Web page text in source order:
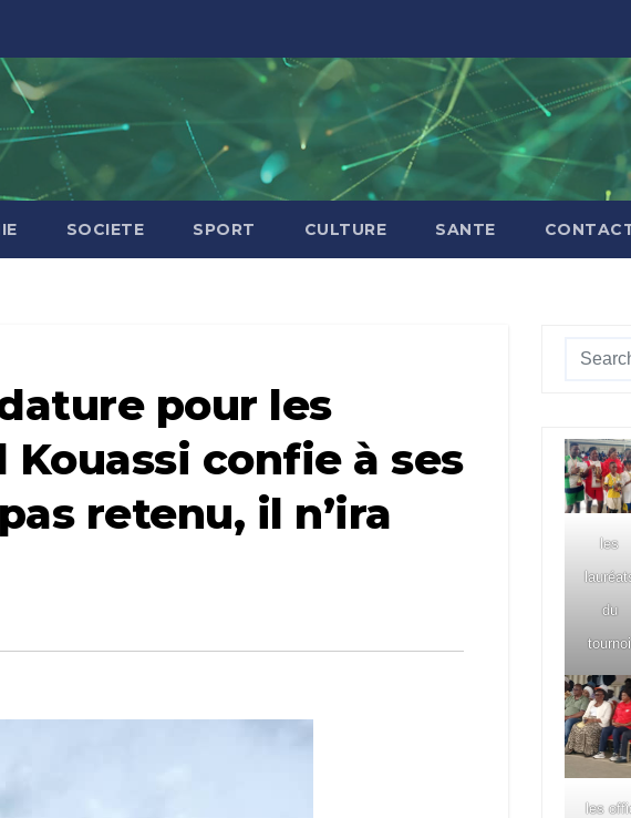
SOCIETE SPORT CULTURE SANTE
pour les
confie à ses
retenu, il n’ira
les
du
tournoi
les